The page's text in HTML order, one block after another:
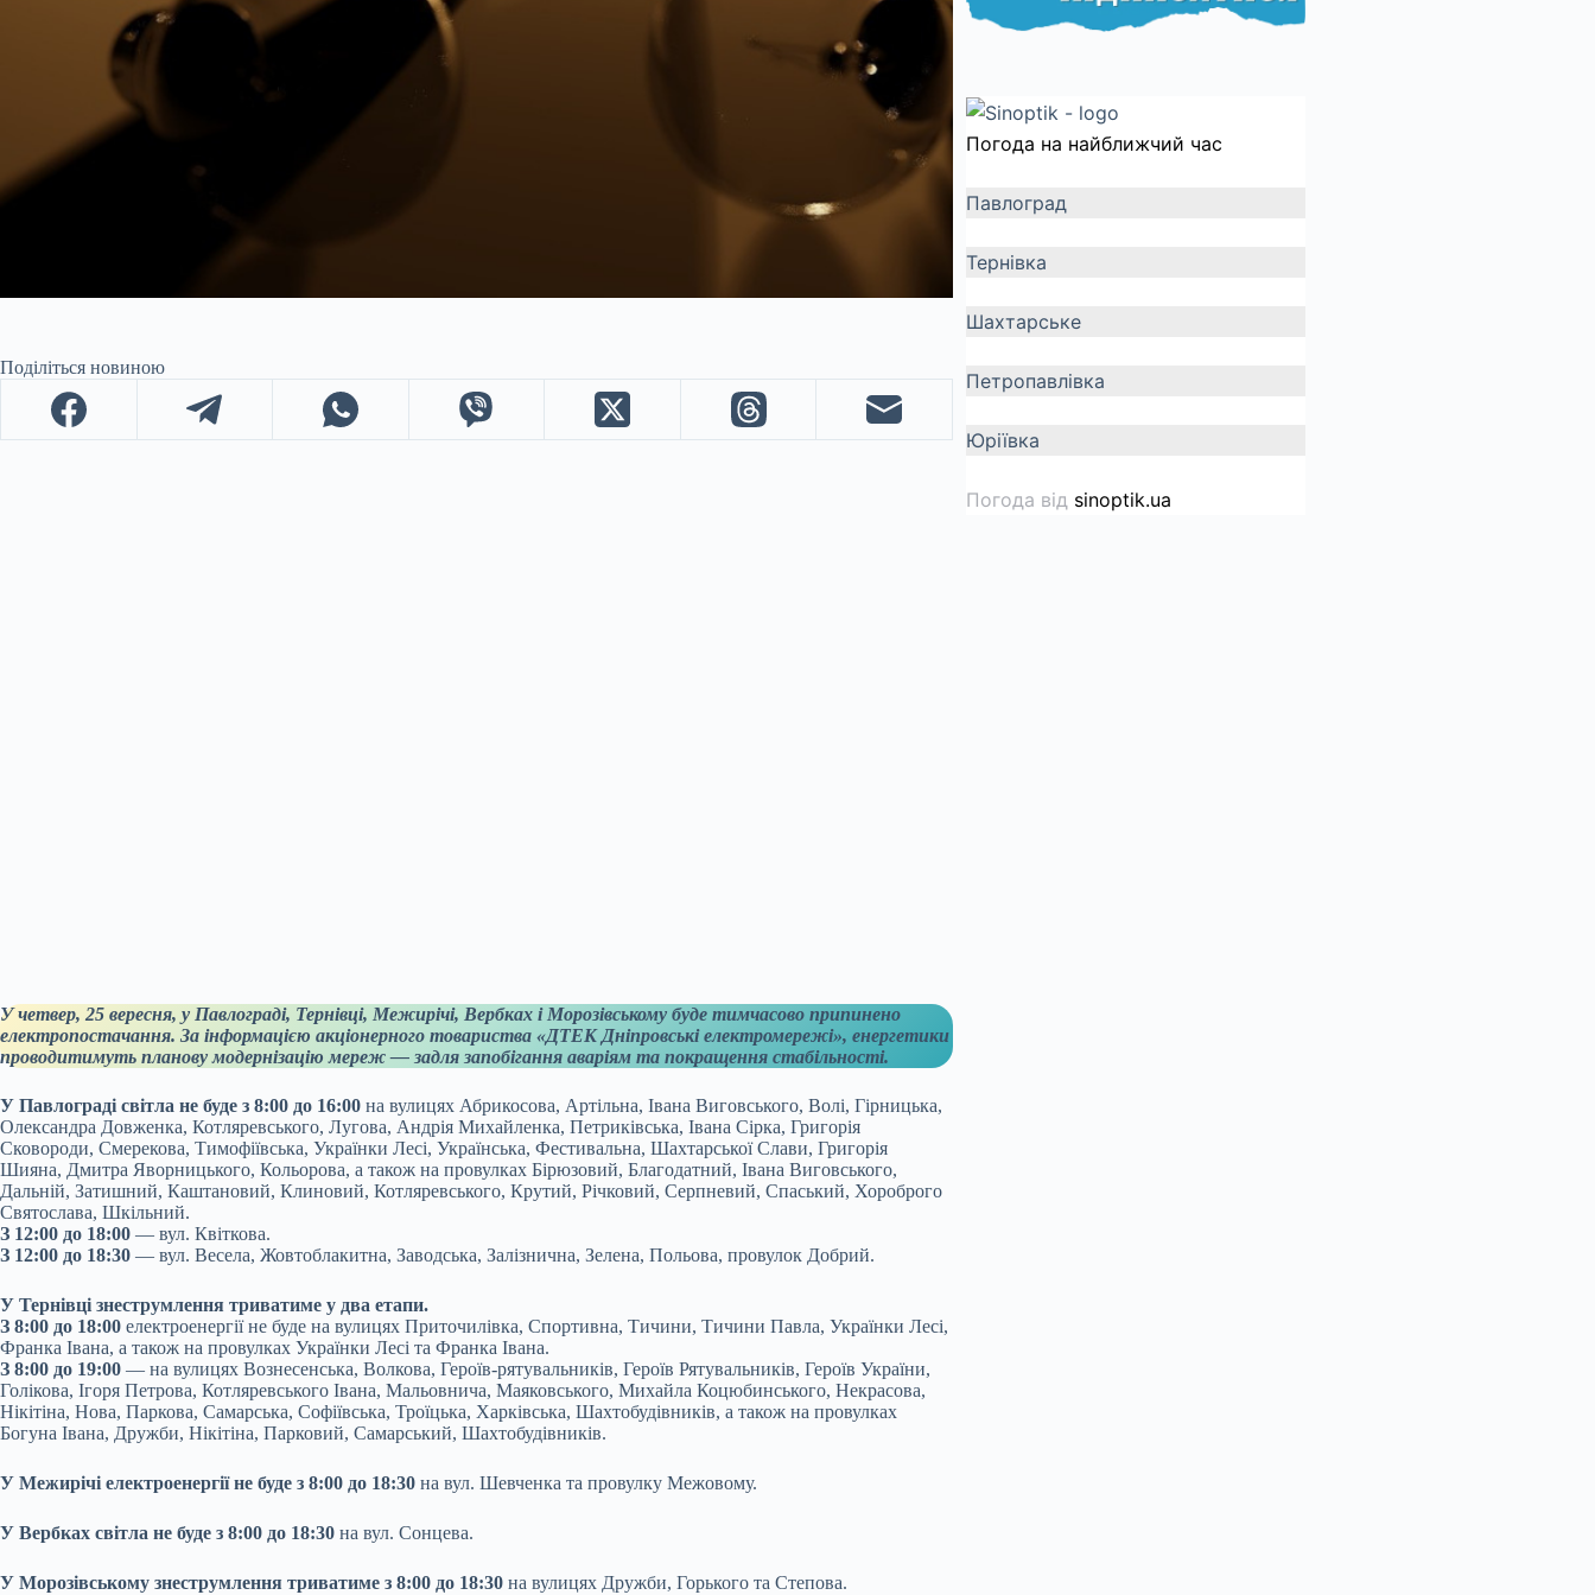
Поділіться новиною
У четвер, 25 вересня, у Павлограді, Тернівці, Межирічі, Вербках і Морозівському буде тимчасово припинено
електропостачання. За інформацією акціонерного товариства «ДТЕК Дніпровські електромережі», енергетики
проводитимуть планову модернізацію мереж — задля запобігання аваріям та покращення стабільності.
У Павлограді світла не буде з 8:00 до 16:00 на вулицях Абрикосова, Артільна, Івана Виговського, Волі, Гірницька,
Олександра Довженка, Котляревського, Лугова, Андрія Михайленка, Петриківська, Івана Сірка, Григорія
Сковороди, Смерекова, Тимофіївська, Українки Лесі, Українська, Фестивальна, Шахтарської Слави, Григорія
Шияна, Дмитра Яворницького, Кольорова, а також на провулках Бірюзовий, Благодатний, Івана Виговського,
Дальній, Затишний, Каштановий, Клиновий, Котляревського, Крутий, Річковий, Серпневий, Спаський, Хороброго
Святослава, Шкільний.
З 12:00 до 18:00 — вул. Квіткова.
З 12:00 до 18:30 — вул. Весела, Жовтоблакитна, Заводська, Залізнична, Зелена, Польова, провулок Добрий.
У Тернівці знеструмлення триватиме у два етапи.
З 8:00 до 18:00 електроенергії не буде на вулицях Приточилівка, Спортивна, Тичини, Тичини Павла, Українки Лесі,
Франка Івана, а також на провулках Українки Лесі та Франка Івана.
З 8:00 до 19:00 — на вулицях Вознесенська, Волкова, Героїв-рятувальників, Героїв Рятувальників, Героїв України,
Голікова, Ігоря Петрова, Котляревського Івана, Мальовнича, Маяковського, Михайла Коцюбинського, Некрасова,
Нікітіна, Нова, Паркова, Самарська, Софіївська, Троїцька, Харківська, Шахтобудівників, а також на провулках
Богуна Івана, Дружби, Нікітіна, Парковий, Самарський, Шахтобудівників.
У Межирічі електроенергії не буде з 8:00 до 18:30 на вул. Шевченка та провулку Межовому.
У Вербках світла не буде з 8:00 до 18:30 на вул. Сонцева.
У Морозівському знеструмлення триватиме з 8:00 до 18:30 на вулицях Дружби, Горького та Степова.
Погода на найближчий час
Павлоград
Тернівка
Шахтарське
Петропавлівка
Юріївка
Погода від sinoptik.ua